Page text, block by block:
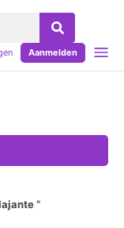
Aanmelden